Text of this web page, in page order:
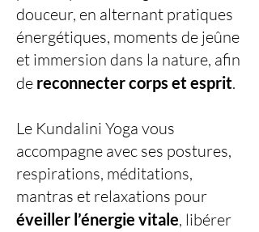
douceur, en alternant pratiques
énergétiques, moments de jeûne
et immersion dans la nature, afin
de reconnecter corps et esprit.
Le Kundalini Yoga vous
accompagne avec ses postures,
respirations, méditations,
mantras et relaxations pour
éveiller l’énergie vitale, libérer